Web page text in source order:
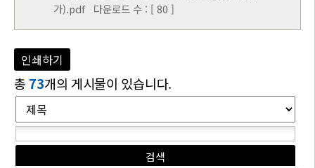
가).pdf다운로드 수 : [ 80 ]
인쇄하기
총 73개의 게시물이 있습니다.